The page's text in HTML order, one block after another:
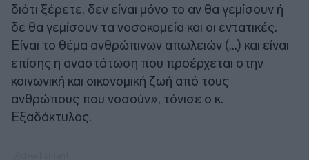
διότι ξέρετε, δεν είναι μόνο το αν θα γεμίσουν ή
δε θα γεμίσουν τα νοσοκομεία και οι εντατικές.
Είναι το θέμα ανθρώπινων απωλειών (…) και είναι
επίσης η αναστάτωση που προέρχεται στην
κοινωνική και οικονομική ζωή από τους
ανθρώπους που νοσούν», τόνισε ο κ.
Εξαδάκτυλος.